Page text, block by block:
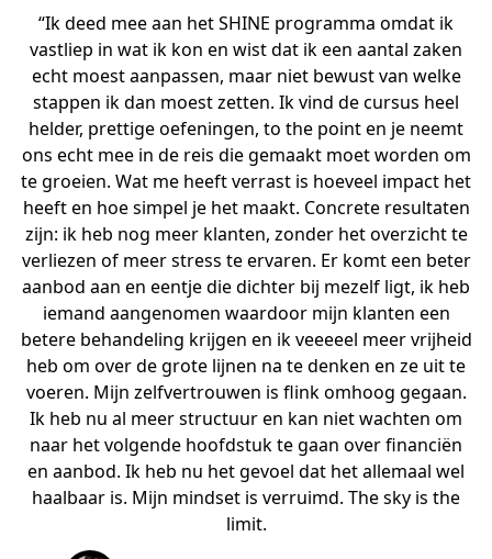
“Ik deed mee aan het SHINE programma omdat ik
vastliep in wat ik kon en wist dat ik een aantal zaken
echt moest aanpassen, maar niet bewust van welke
stappen ik dan moest zetten. Ik vind de cursus heel
helder, prettige oefeningen, to the point en je neemt
ons echt mee in de reis die gemaakt moet worden om
te groeien. Wat me heeft verrast is hoeveel impact het
heeft en hoe simpel je het maakt. Concrete resultaten
zijn: ik heb nog meer klanten, zonder het overzicht te
verliezen of meer stress te ervaren. Er komt een beter
aanbod aan en eentje die dichter bij mezelf ligt, ik heb
iemand aangenomen waardoor mijn klanten een
betere behandeling krijgen en ik veeeeel meer vrijheid
heb om over de grote lijnen na te denken en ze uit te
voeren. Mijn zelfvertrouwen is flink omhoog gegaan.
Ik heb nu al meer structuur en kan niet wachten om
naar het volgende hoofdstuk te gaan over financiën
en aanbod. Ik heb nu het gevoel dat het allemaal wel
haalbaar is. Mijn mindset is verruimd. The sky is the
limit.